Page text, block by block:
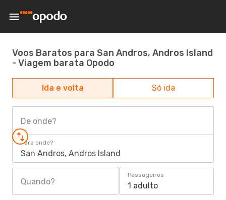
Voos Baratos para San Andros, Andros Island
- Viagem barata Opodo
Ida e volta Só ida
De onde?
Para onde?
San Andros, Andros Island
Quando?
Passageiros
1 adulto